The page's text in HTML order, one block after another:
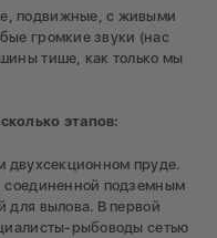
подвижные, с живыми
громкие звуки (нас
тише, как только мы
этапов:
двухсекционном пруде.
соединенной подземным
для вылова. В первой
рыбоводы сетью